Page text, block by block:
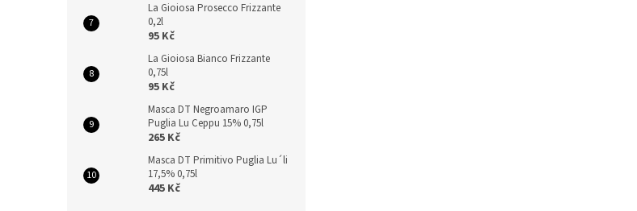
La Gioiosa Prosecco Frizzante
0,2l
95 Kč
La Gioiosa Bianco Frizzante
0,75l
95 Kč
Masca DT Negroamaro IGP
Puglia Lu Ceppu 15% 0,75l
265 Kč
Masca DT Primitivo Puglia Lu´li
17,5% 0,75l
445 Kč